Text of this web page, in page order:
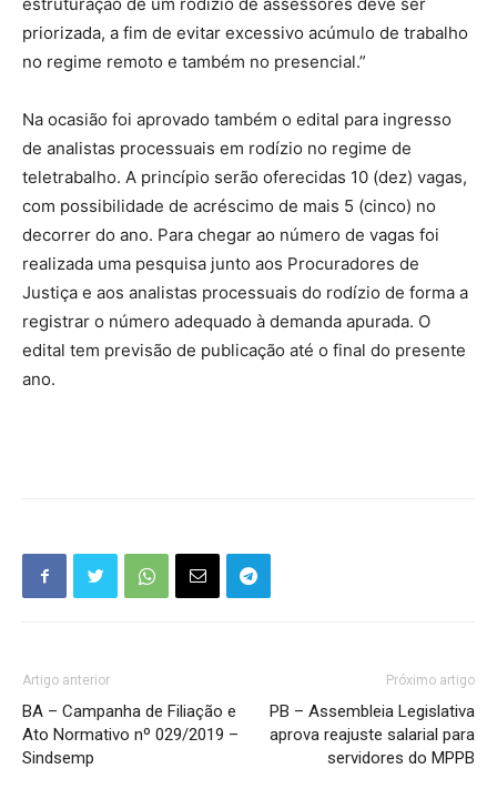
priorizada, a fim de evitar excessivo acúmulo de trabalho
no regime remoto e também no presencial.”
Na ocasião foi aprovado também o edital para ingresso
de analistas processuais em rodízio no regime de
teletrabalho. A princípio serão oferecidas 10 (dez) vagas,
com possibilidade de acréscimo de mais 5 (cinco) no
decorrer do ano. Para chegar ao número de vagas foi
realizada uma pesquisa junto aos Procuradores de
Justiça e aos analistas processuais do rodízio de forma a
registrar o número adequado à demanda apurada. O
edital tem previsão de publicação até o final do presente
ano.
Artigo anterior
BA – Campanha de Filiação e
Ato Normativo nº 029/2019 –
Sindsemp
Próximo artigo
PB – Assembleia Legislativa
aprova reajuste salarial para
servidores do MPPB